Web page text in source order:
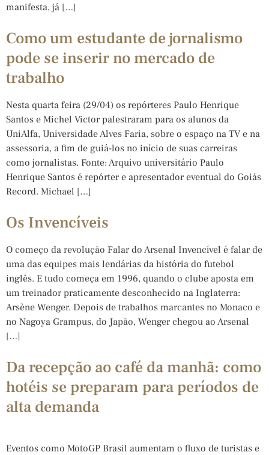
manifesta, já […]
Como um estudante de jornalismo
pode se inserir no mercado de
trabalho
Nesta quarta feira (29/04) os repórteres Paulo Henrique
Santos e Michel Victor palestraram para os alunos da
UniAlfa, Universidade Alves Faria, sobre o espaço na TV e na
assessoria, a fim de guiá-los no início de suas carreiras
como jornalistas. Fonte: Arquivo universitário Paulo
Henrique Santos é repórter e apresentador eventual do Goiás
Record. Michael […]
Os Invencíveis
O começo da revolução Falar do Arsenal Invencível é falar de
uma das equipes mais lendárias da história do futebol
inglês. E tudo começa em 1996, quando o clube aposta em
um treinador praticamente desconhecido na Inglaterra:
Arsène Wenger. Depois de trabalhos marcantes no Monaco e
no Nagoya Grampus, do Japão, Wenger chegou ao Arsenal
[…]
Da recepção ao café da manhã: como
hotéis se preparam para períodos de
alta demanda
Eventos como MotoGP Brasil aumentam o fluxo de turistas e